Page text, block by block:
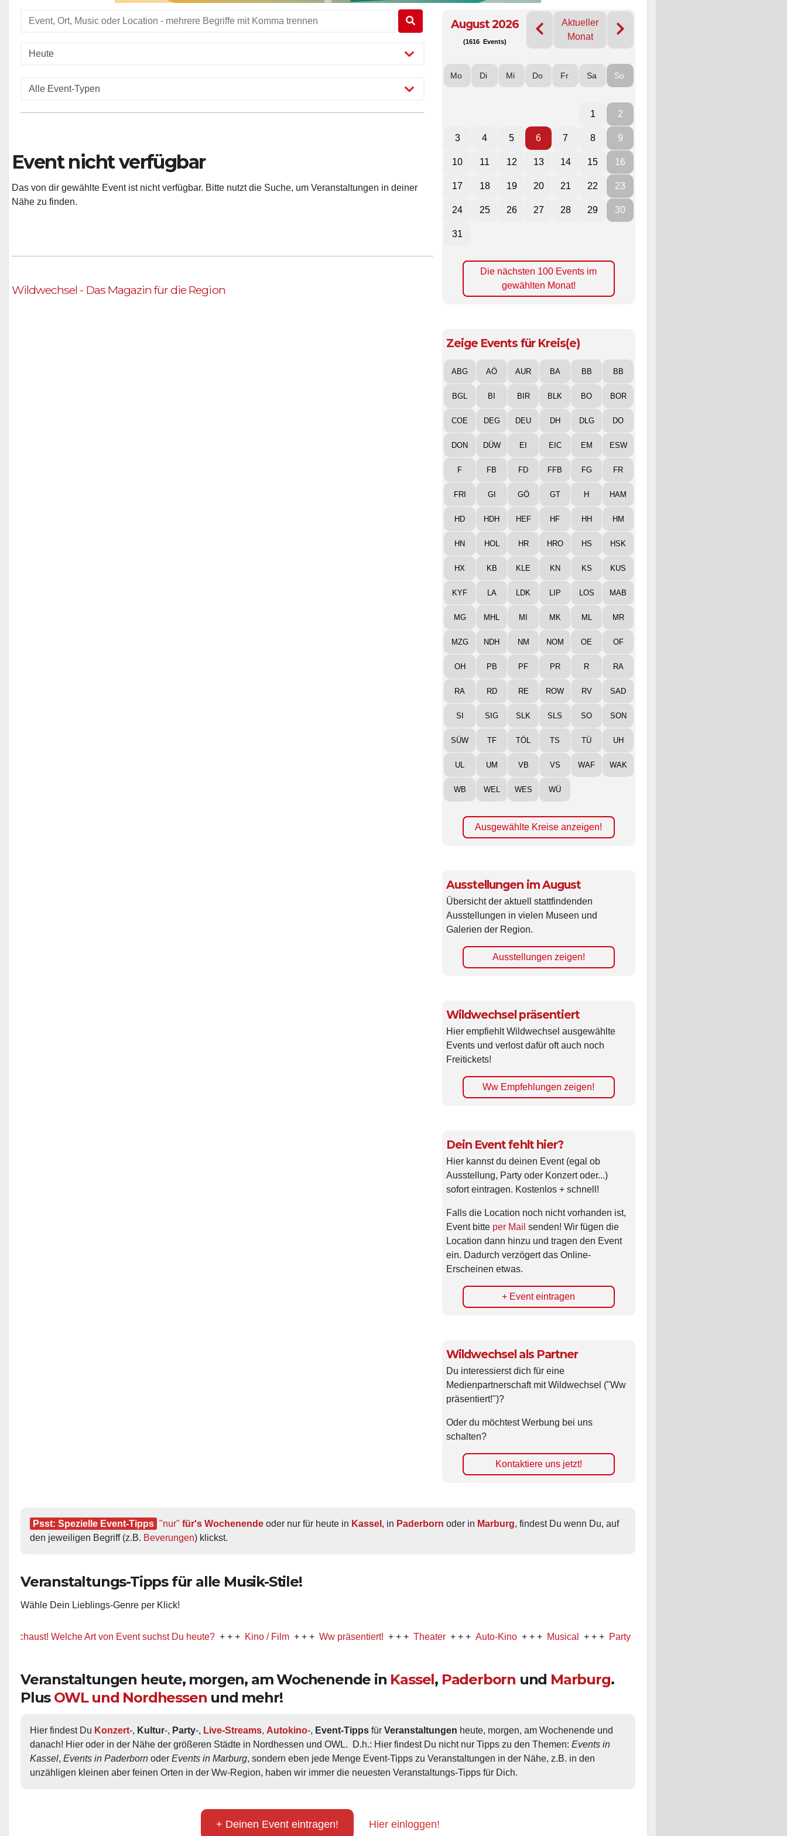
Event nicht verfügbar
Das von dir gewählte Event ist nicht verfügbar. Bitte nutzt die Suche, um Veranstaltungen in deiner
Nähe zu finden.
Wildwechsel - Das Magazin für die Region
August 2026
(1616 Events)
Aktueller
Monat
Mo Di Mi Do Fr Sa So
1 2
3 4 5 6 7 8 9
10 11 12 13 14 15 16
17 18 19 20 21 22 23
24 25 26 27 28 29 30
31
Die nächsten 100 Events im
gewählten Monat!
Zeige Events für Kreis(e)
ABG AÖ AUR BA BB BB
BGL BI BIR BLK BO BOR
COE DEG DEU DH DLG DO
DON DÜW EI EIC EM ESW
F FB FD FFB FG FR
FRI GI GÖ GT H HAM
HD HDH HEF HF HH HM
HN HOL HR HRO HS HSK
HX KB KLE KN KS KUS
KYF LA LDK LIP LOS MAB
MG MHL MI MK ML MR
MZG NDH NM NOM OE OF
OH PB PF PR R RA
RA RD RE ROW RV SAD
SI SIG SLK SLS SO SON
SÜW TF TÖL TS TÜ UH
UL UM VB VS WAF WAK
WB WEL WES WÜ
Ausgewählte Kreise anzeigen!
Ausstellungen im August
Übersicht der aktuell stattfindenden
Ausstellungen in vielen Museen und
Galerien der Region.
Ausstellungen zeigen!
Wildwechsel präsentiert
Hier empfiehlt Wildwechsel ausgewählte
Events und verlost dafür oft auch noch
Freitickets!
Ww Empfehlungen zeigen!
Dein Event fehlt hier?
Hier kannst du deinen Event (egal ob
Ausstellung, Party oder Konzert oder...)
sofort eintragen. Kostenlos + schnell!
Falls die Location noch nicht vorhanden ist,
Event bitte per Mail senden! Wir fügen die
Location dann hinzu und tragen den Event
ein. Dadurch verzögert das Online-
Erscheinen etwas.
+ Event eintragen
Wildwechsel als Partner
Du interessierst dich für eine
Medienpartnerschaft mit Wildwechsel ("Ww
präsentiert!")?
Oder du möchtest Werbung bei uns
schalten?
Kontaktiere uns jetzt!
Psst: Spezielle Event-Tipps "nur" für's Wochenende oder nur für heute in Kassel , in Paderborn oder in Marburg , findest Du wenn Du, auf
den jeweiligen Begriff (z.B. Beverungen) klickst.
Veranstaltungs-Tipps für alle Musik-Stile!
Wähle Dein Lieblings-Genre per Klick!
Welche Art von Event suchst Du heute? + + + Kino / Film + + + Ww präsentiert! + + + Theater + + + Auto-Kino + + + Musical + + + Party + + + Konzert
Veranstaltungen heute, morgen, am Wochenende in Kassel Paderborn und Marburg
Plus OWL und Nordhessen und mehr!
Hier findest Du Konzert Kultur Party Live-Streams Autokino Event-Tipps für Veranstaltungen heute, morgen, am Wochenende und
danach! Hier oder in der Nähe der größeren Städte in Nordhessen und OWL.  D.h.: Hier findest Du nicht nur Tipps zu den Themen: Events in
Kassel Events in Paderborn oder Events in Marburg , sondern eben jede Menge Event-Tipps zu Veranstaltungen in der Nähe, z.B. in den
unzähligen kleinen aber feinen Orten in der Ww-Region, haben wir immer die neuesten Veranstaltungs-Tipps für Dich.
+ Deinen Event eintragen! Hier einloggen!